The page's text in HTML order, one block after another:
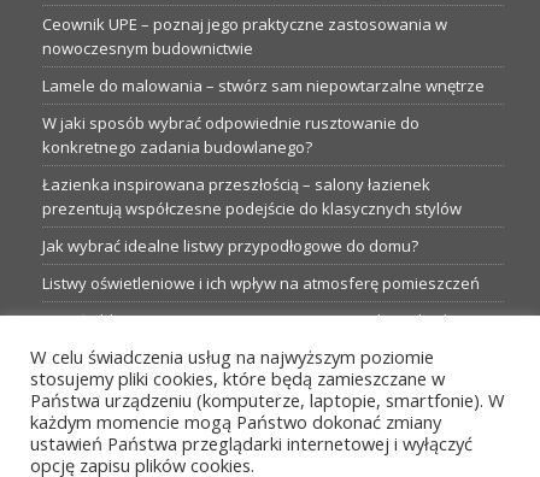
Ceownik UPE – poznaj jego praktyczne zastosowania w
nowoczesnym budownictwie
Lamele do malowania – stwórz sam niepowtarzalne wnętrze
W jaki sposób wybrać odpowiednie rusztowanie do
konkretnego zadania budowlanego?
Łazienka inspirowana przeszłością – salony łazienek
prezentują współczesne podejście do klasycznych stylów
Jak wybrać idealne listwy przypodłogowe do domu?
Listwy oświetleniowe i ich wpływ na atmosferę pomieszczeń
Garaże blaszane: Nieocenione magazyny podczas budowy
Profesjonalne hurtownie dla każdego budowlańca i instalatora
Proste metamorfozy aranżacji w łazience: 5 praktycznych
pomysłów
W celu świadczenia usług na najwyższym poziomie
stosujemy pliki cookies, które będą zamieszczane w
Państwa urządzeniu (komputerze, laptopie, smartfonie). W
każdym momencie mogą Państwo dokonać zmiany
ustawień Państwa przeglądarki internetowej i wyłączyć
opcję zapisu plików cookies.